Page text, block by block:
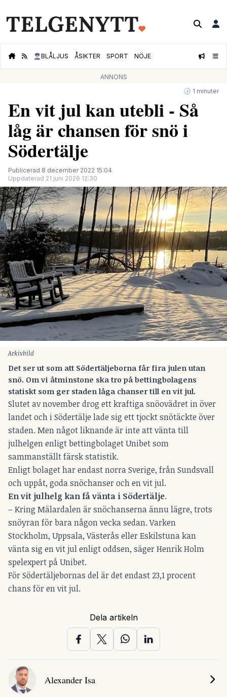
👮🏻‍♂️BLÅLJUS ÅSIKTER SPORT NÖJE
ANNONS
🕝 1 minuter
En vit jul kan utebli - Så
låg är chansen för snö i
Södertälje
Publicerad 8 december 2022 15:04
Uppdaterad 21 juni 2026 12:30
Arkivbild
Det ser ut som att Södertäljeborna får fira julen utan
snö. Om vi åtminstone ska tro på bettingbolagens
statiskt som ger staden låga chanser till en vit jul.
Slutet av november drog ett kraftiga snöovädret in över
landet och i Södertälje lade sig ett tjockt snötäckte över
staden. Men något liknande är inte att vänta till
julhelgen enligt bettingbolaget Unibet som
sammanställt färsk statistik.
Enligt bolaget har endast norra Sverige, från Sundsvall
och uppåt, goda snöchanser och en vit jul.
En vit julhelg kan få vänta i Södertälje.
­­­– Kring Mälardalen är snöchanserna ännu lägre, trots
snöyran för bara någon vecka sedan. Varken
Stockholm, Uppsala, Västerås eller Eskilstuna kan
vänta sig en vit jul enligt oddsen, säger Henrik Holm
spelexpert på Unibet.
För Södertäljebornas del är det endast 23,1 procent
chans för en vit jul.
Dela artikeln
Alexander Isa